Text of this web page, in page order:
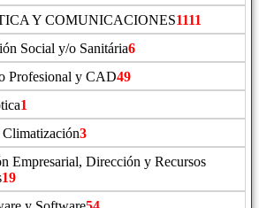
Y COMUNICACIONES1111
Social y/o Sanitária6
Profesional y CAD49
1
3
Empresarial, Dirección y Recursos
19